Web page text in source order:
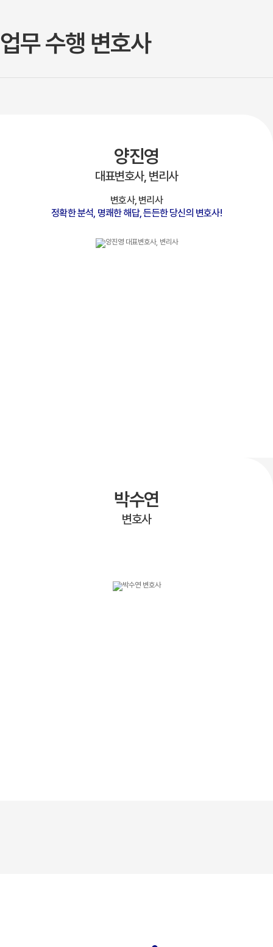
업무 수행 변호사
양진영
대표변호사, 변리사
변호사, 변리사
정확한 분석, 명쾌한 해답, 든든한 당신의 변호사!
박수연
변호사